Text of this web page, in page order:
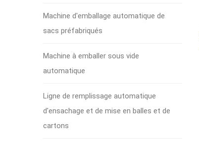
Machine d'emballage automatique de
sacs préfabriqués
Machine à emballer sous vide
automatique
Ligne de remplissage automatique
d'ensachage et de mise en balles et de
cartons